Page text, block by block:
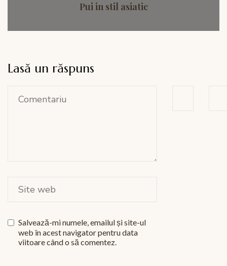
Pui in stil asiatic
Lasă un răspuns
Salvează-mi numele, emailul și site-ul
web în acest navigator pentru data
viitoare când o să comentez.